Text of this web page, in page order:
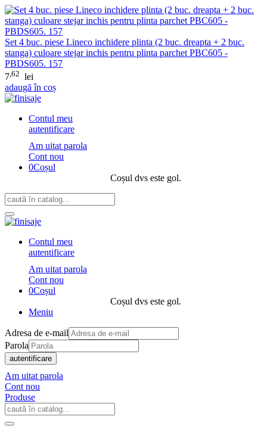
Set 4 buc. piese Lineco inchidere plinta (2 buc. dreapta + 2 buc.
stanga) culoare stejar inchis pentru plinta parchet PBC605 -
PBDS605. 157
7,62 lei
adaugă în coș
Contul meu
autentificare
Am uitat parola
Cont nou
0Coșul
Coșul dvs este gol.
Contul meu
autentificare
Am uitat parola
Cont nou
0Coșul
Coșul dvs este gol.
Meniu
Adresa de e-mail
Parola
autentificare
Am uitat parola
Cont nou
Produse